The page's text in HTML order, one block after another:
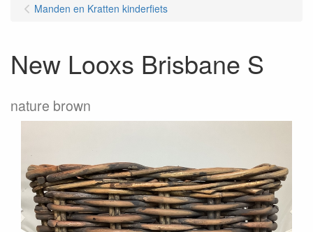
Manden en Kratten kinderfiets
New Looxs Brisbane S
nature brown